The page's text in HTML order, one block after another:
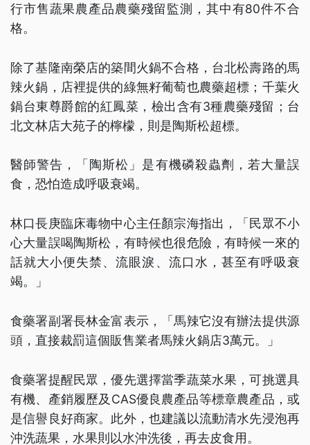
行市售蔬果農產品農藥殘留監測，其中有80件不合
格。
除了基隆南榮店的築間火鍋不合格，台北松壽路的馬
辣火鍋，店裡提供的綠無籽葡萄也農藥超標；千葉火
鍋台東尊爵館的紅鳳菜，檢出含有3種農藥殘留；台
北文林店大苑子的檸檬，則是陶斯松超標。
醫師警告，「陶斯松」是有機磷殺蟲劑，若大量誤
食，恐怕造成呼吸衰竭。
林口長庚臨床毒物中心主任顏宗海指出，「民眾不小
心大量誤喝陶斯松，有時候也很危險，有時候一來的
話就大小便失禁、流眼淚、流口水，甚至有呼吸衰
竭。」
食藥署副署長林金富表示，「馬辣它沒有辦法提供源
頭，直接裁罰這個販售業者馬辣火鍋店3萬元。」
食藥署提醒民眾，優先選擇當季蔬菜水果，可挑選具
有機、產銷履歷及CAS優良農產品等標章農產品，或
是信譽良好商家。此外，也建議以流動清水先浸泡再
沖洗蔬果，水果則以水沖洗後，再去皮食用。